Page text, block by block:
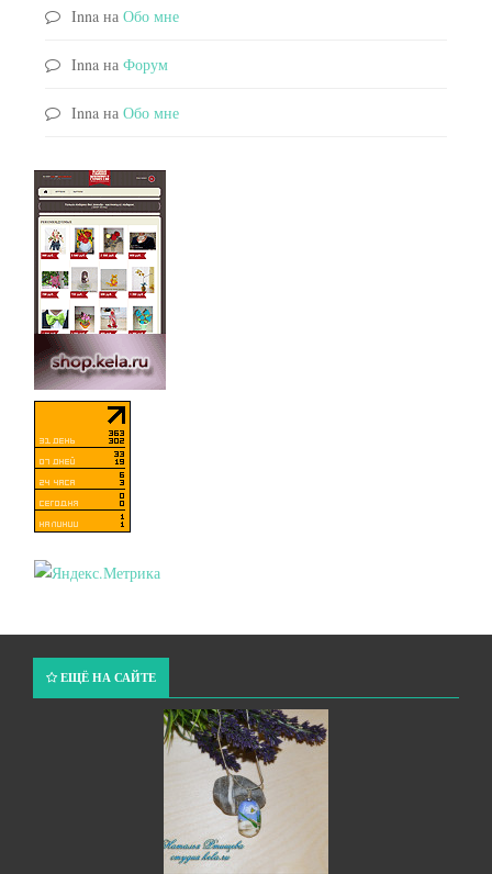
Inna на Обо мне
Inna на Форум
Inna на Обо мне
ЕЩЁ НА САЙТЕ